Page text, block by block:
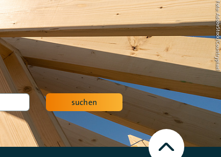
suchen
Foto: AdobeStock/Countrypixel
Nach
oben